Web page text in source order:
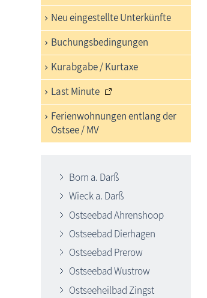
Neu eingestellte Unterkünfte
Buchungsbedingungen
Kurabgabe / Kurtaxe
Last Minute
Ferienwohnungen entlang der
Ostsee / MV
Born a. Darß
Wieck a. Darß
Ostseebad Ahrenshoop
Ostseebad Dierhagen
Ostseebad Prerow
Ostseebad Wustrow
Ostseeheilbad Zingst